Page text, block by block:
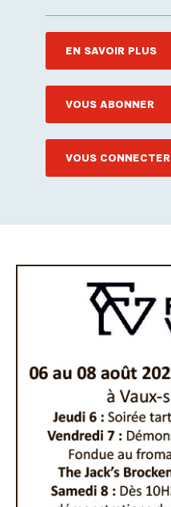
EN SAVOIR PLUS
VOUS ABONNER
VOUS CONNECTER